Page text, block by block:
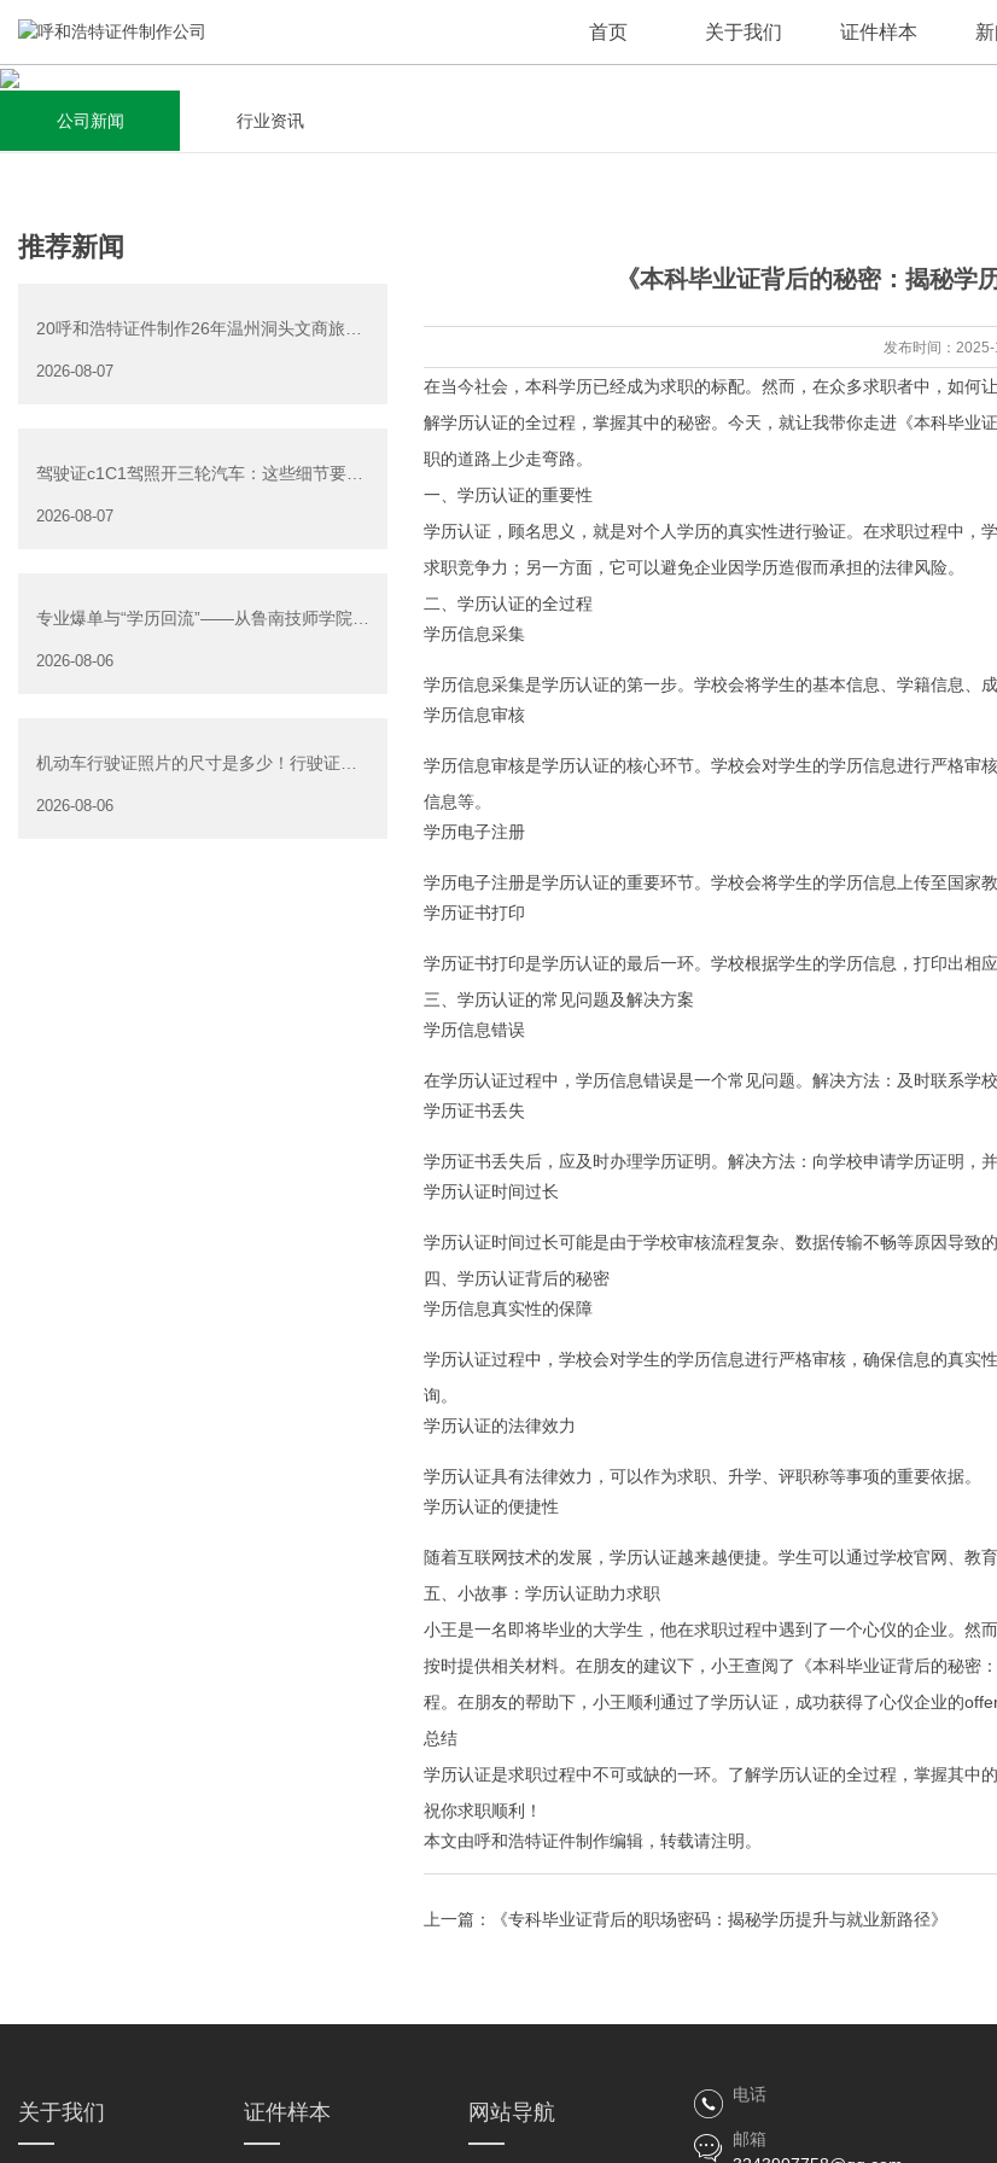
首页 关于我们
关于我们
集研发，设计，制造，安装于一体，多元化的定制需求，为上
千家企业提供过专业定制服务！
查看详情
证件样本
新闻资讯
全自动流水线规模化生产，准时按期交货，年生产能力超过
40W万方米以上，拥有遍布全国的商务合作伙伴和较为完善的
查看详情
行业资讯
公司新闻 行业资讯
推荐新闻
20呼和浩特证件制作26年温州洞头文商旅游
2026-08-07
驾驶证c1C1驾照开三轮汽车：这些细节要注
2026-08-07
专业爆单与“学历回流”——从鲁南技师学院透
2026-08-06
机动车行驶证照片的尺寸是多少！行驶证照
2026-08-06
《本科毕业证背后的秘密：揭秘学
发布时间：
在当今社会，本科学历已经成为求职的标配。然而，在众多求职者中，如何
解学历认证的全过程，掌握其中的秘密。今天，就让我带你走进《本科毕
职的道路上少走弯路。
一、学历认证的重要性
学历认证，顾名思义，就是对个人学历的真实性进行验证。在求职过程中
求职竞争力；另一方面，它可以避免企业因学历造假而承担的法律风险。
二、学历认证的全过程
学历信息采集
学历信息采集是学历认证的第一步。学校会将学生的基本信息、学籍信息、
学历信息审核
学历信息审核是学历认证的核心环节。学校会对学生的学历信息进行严格
信息等。
学历电子注册
学历电子注册是学历认证的重要环节。学校会将学生的学历信息上传至国家
学历证书打印
学历证书打印是学历认证的最后一环。学校根据学生的学历信息，打印出相应
三、学历认证的常见问题及解决方案
学历信息错误
在学历认证过程中，学历信息错误是一个常见问题。解决方法：及时联系学
学历证书丢失
学历证书丢失后，应及时办理学历证明。解决方法：向学校申请学历证明，并
学历认证时间过长
学历认证时间过长可能是由于学校审核流程复杂、数据传输不畅等原因导致
四、学历认证背后的秘密
学历信息真实性的保障
学历认证过程中，学校会对学生的学历信息进行严格审核，确保信息的真
询。
学历认证的法律效力
学历认证具有法律效力，可以作为求职、升学、评职称等事项的重要依据。
学历认证的便捷性
随着互联网技术的发展，学历认证越来越便捷。学生可以通过学校官网、教
五、小故事：学历认证助力求职
小王是一名即将毕业的大学生，他在求职过程中遇到了一个心仪的企业。
按时提供相关材料。在朋友的建议下，小王查阅了《本科毕业证背后的秘
程。在朋友的帮助下，小王顺利通过了学历认证，成功获得了心仪企业的offer
总结
学历认证是求职过程中不可或缺的一环。了解学历认证的全过程，掌握其中
祝你求职顺利！
本文由呼和浩特证件制作编辑，转载请注明。
上一篇： 《专科毕业证背后的职场密码：揭秘学历提升与就业新路径》
关于我们 证件样本 网站导航
电话
邮箱